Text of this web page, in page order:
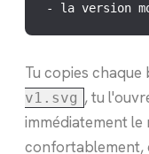
- la version
Tu copies chaque
v1.svg , tu
immédiatement le
confortablement,